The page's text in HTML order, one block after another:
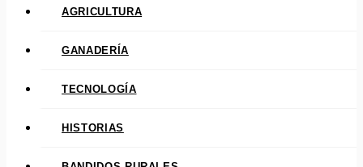
AGRICULTURA
GANADERÍA
TECNOLOGÍA
HISTORIAS